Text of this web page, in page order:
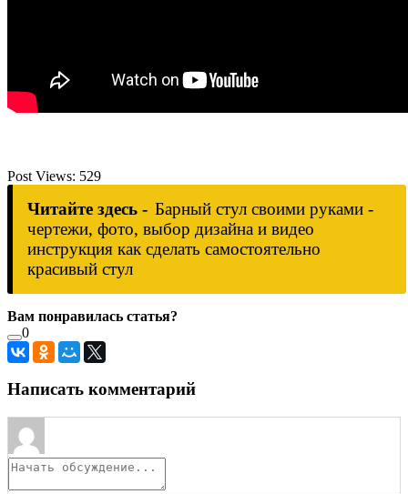
Post Views: 529
Читайте здесь - Барный стул своими руками -
чертежи, фото, выбор дизайна и видео
инструкция как сделать самостоятельно
красивый стул
Вам понравилась статья?
0
Написать комментарий